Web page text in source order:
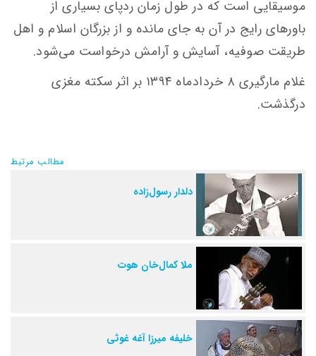
موسیقایی است که در طول زمان ردپای بسیاری از
باورهای رایج در آن به جای مانده و از بزرگان اسلام و اهل
طریقت صوفیه، آسایش و آرامش درخواست می‌شود.
غلام مارگیری ۸ خردادماه ۱۳۹۴ بر اثر سکته مغزی
درگذشت.
مطالب مرتبط
دلدار رسول‌زاده
ملا کمال‌خان هوت
خلیفه میرزا آغه غوثی